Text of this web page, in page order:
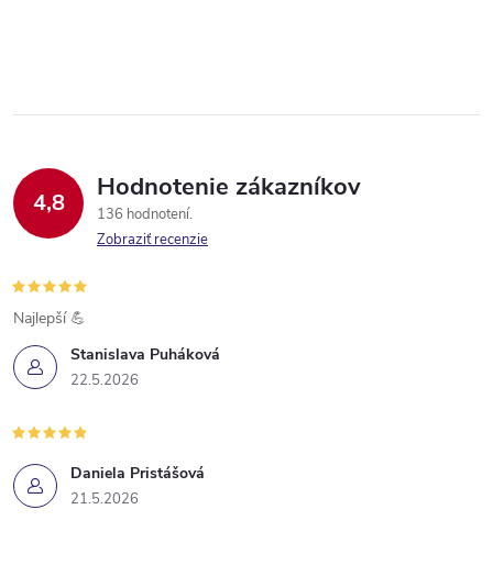
4,8 Hodnotenie zákazníkov
136 hodnotení
Zobraziť recenzie
Stanislava Puháková
22.5.2026
Najlepší 💪
Daniela Pristášová
21.5.2026